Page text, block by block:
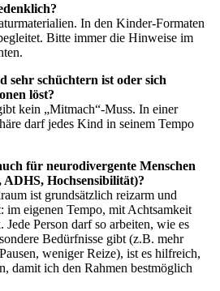
In den Kinder-Formaten
Bitte immer die Hinweise im
sehr schüchtern ist oder sich
löst?
kein „Mitmach“-Muss. In einer
darf jedes Kind in seinem Tempo
für neurodivergente Menschen
ADHS, Hochsensibilität)?
ist grundsätzlich reizarm und
im eigenen Tempo, mit Achtsamkeit
Person darf so arbeiten, wie es
Bedürfnisse gibt (z.B. mehr
weniger Reize), ist es hilfreich,
damit ich den Rahmen bestmöglich